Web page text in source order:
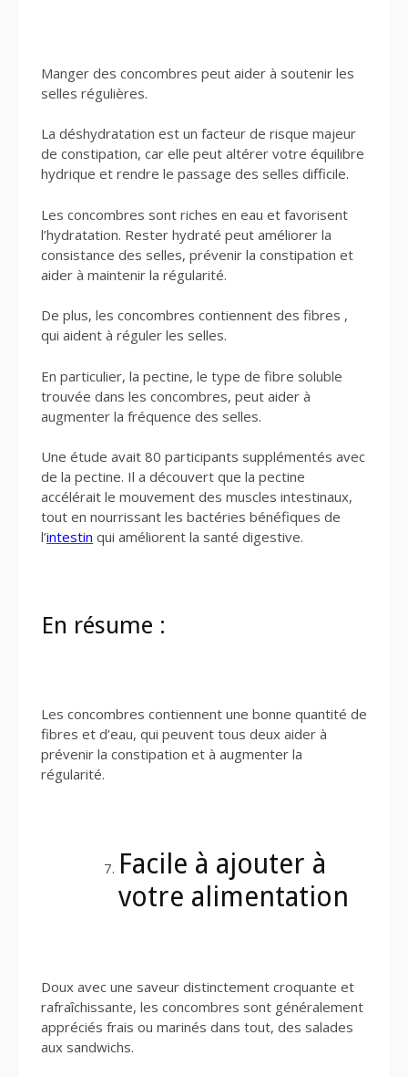
Manger des concombres peut aider à soutenir les
selles régulières.
La déshydratation est un facteur de risque majeur
de constipation, car elle peut altérer votre équilibre
hydrique et rendre le passage des selles difficile.
Les concombres sont riches en eau et favorisent
l’hydratation. Rester hydraté peut améliorer la
consistance des selles, prévenir la constipation et
aider à maintenir la régularité.
De plus, les concombres contiennent des fibres ,
qui aident à réguler les selles.
En particulier, la pectine, le type de fibre soluble
trouvée dans les concombres, peut aider à
augmenter la fréquence des selles.
Une étude avait 80 participants supplémentés avec
de la pectine. Il a découvert que la pectine
accélérait le mouvement des muscles intestinaux,
tout en nourrissant les bactéries bénéfiques de
l’intestin qui améliorent la santé digestive.
En résume :
Les concombres contiennent une bonne quantité de
fibres et d’eau, qui peuvent tous deux aider à
prévenir la constipation et à augmenter la
régularité.
Facile à ajouter à
votre alimentation
Doux avec une saveur distinctement croquante et
rafraîchissante, les concombres sont généralement
appréciés frais ou marinés dans tout, des salades
aux sandwichs.